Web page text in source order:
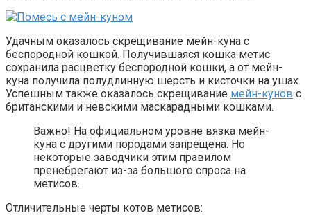
Удачным оказалось скрещивание мейн-куна с
беспородной кошкой. Получившаяся кошка метис
сохранила расцветку беспородной кошки, а от мейн-
куна получила полудлинную шерсть и кисточки на ушах.
Успешным также оказалось скрещивание мейн-кунов с
британскими и невскими маскарадными кошками.
Важно! На официальном уровне вязка мейн-
куна с другими породами запрещена. Но
некоторые заводчики этим правилом
пренебрегают из-за большого спроса на
метисов.
Отличительные черты котов метисов: